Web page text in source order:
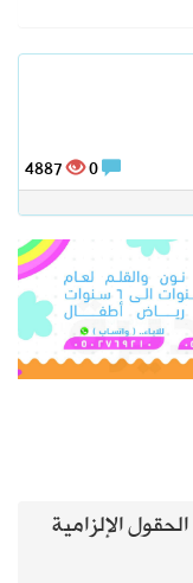
4887
الحقول الإلزامية